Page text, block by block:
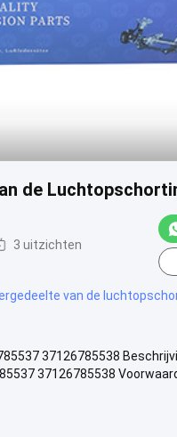
de
3 uitzichten
van de
37126785538
37126785538